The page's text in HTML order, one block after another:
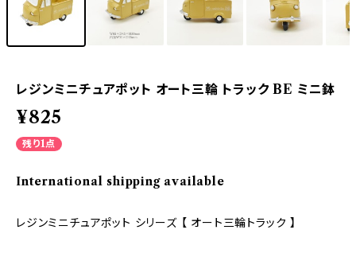
レジンミニチュアポット オート三輪 トラック BE ミニ鉢
¥825
残り1点
International shipping available
レジンミニチュアポット シリーズ 【 オート三輪トラック 】